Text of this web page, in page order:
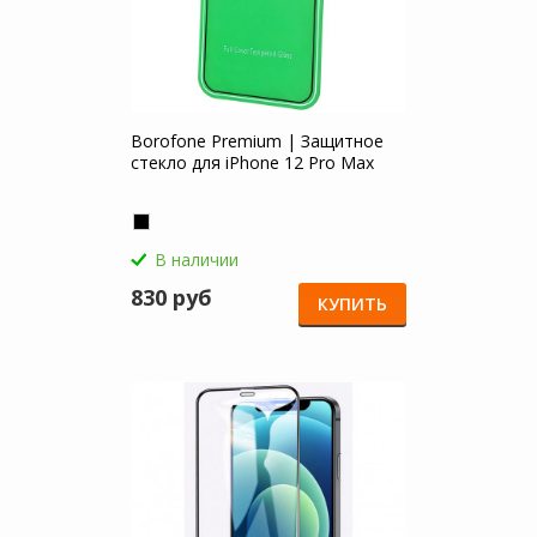
Borofone Premium | Защитное
стекло для iPhone 12 Pro Max
В наличии
830 руб КУПИТЬ